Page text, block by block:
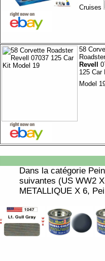
Cruises
58
Roadster
Revell
125 Car
Model
Dans la catégorie
suivantes (US WW2
METALLIQUE X 6,